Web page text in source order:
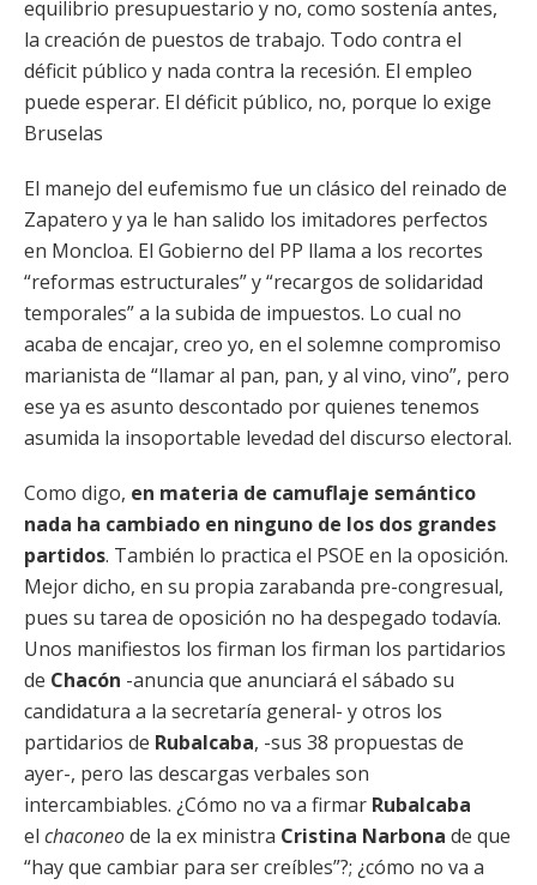
equilibrio presupuestario y no, como sostenía antes,
la creación de puestos de trabajo. Todo contra el
déficit público y nada contra la recesión. El empleo
puede esperar. El déficit público, no, porque lo exige
Bruselas
El manejo del eufemismo fue un clásico del reinado de
Zapatero y ya le han salido los imitadores perfectos
en Moncloa. El Gobierno del PP llama a los recortes
“reformas estructurales” y “recargos de solidaridad
temporales” a la subida de impuestos. Lo cual no
acaba de encajar, creo yo, en el solemne compromiso
marianista de “llamar al pan, pan, y al vino, vino”, pero
ese ya es asunto descontado por quienes tenemos
asumida la insoportable levedad del discurso electoral.
Como digo, en materia de camuflaje semántico
nada ha cambiado en ninguno de los dos grandes
partidos. También lo practica el PSOE en la oposición.
Mejor dicho, en su propia zarabanda pre-congresual,
pues su tarea de oposición no ha despegado todavía.
Unos manifiestos los firman los firman los partidarios
de Chacón -anuncia que anunciará el sábado su
candidatura a la secretaría general- y otros los
partidarios de Rubalcaba, -sus 38 propuestas de
ayer-, pero las descargas verbales son
intercambiables. ¿Cómo no va a firmar Rubalcaba
el chaconeode la ex ministra Cristina Narbona de que
“hay que cambiar para ser creíbles”?; ¿cómo no va a